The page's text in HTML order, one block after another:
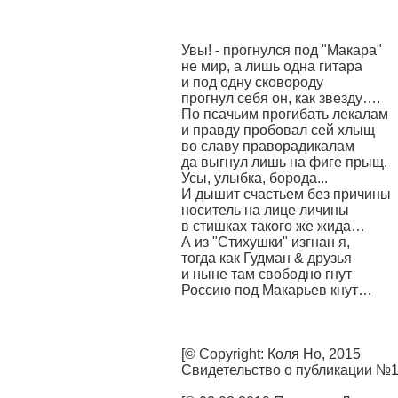
Увы! - прогнулся под "Макара"
не мир, а лишь одна гитара
и под одну сковороду
прогнул себя он, как звезду….
По псачьим прогибать лекалам
и правду пробовал сей хлыщ
во славу праворадикалам
да выгнул лишь на фиге прыщ.
Усы, улыбка, борода...
И дышит счастьем без причины
носитель на лице личины
в стишках такого же жида…
А из "Стихушки" изгнан я,
тогда как Гудман & друзья
и ныне там свободно гнут
Россию под Макарьев кнут…
[© Copyright: Коля Но, 2015
Свидетельство о публикации